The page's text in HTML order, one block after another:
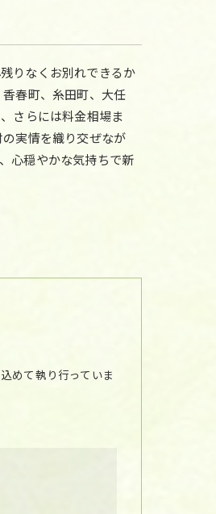
りなくお別れできるか
春町、糸田町、大任
さらには料金相場ま
実情を織り交ぜなが
心穏やかな気持ちで新
めて執り行っていま